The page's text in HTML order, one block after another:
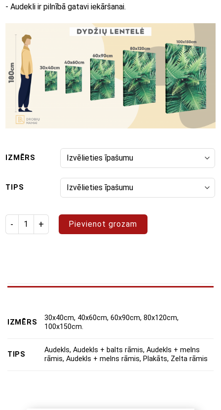
- Audekli ir pilnībā gatavi iekāršanai.
IZMĒRS
TIPS
Izstrādājuma daudzums: glezna "Pop Art 27"
Pievienot grozam
IZMĒRS
30x40cm, 40x60cm, 60x90cm, 80x120cm,
100x150cm.
TIPS
Audekls, Audekls + balts rāmis, Audekls + melns
rāmis, Audekls + melns rāmis, Plakāts, Zelta rāmis